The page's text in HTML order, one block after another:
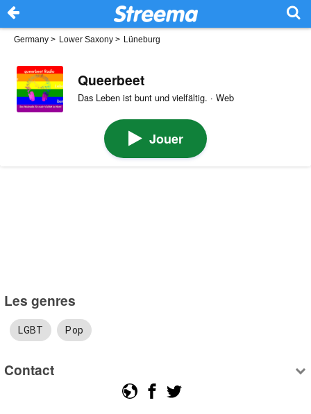
Germany > Lower Saxony > Lüneburg
Queerbeet
Das Leben ist bunt und vielfältig. · Web
Jouer
Les genres
LGBT Pop
Contact